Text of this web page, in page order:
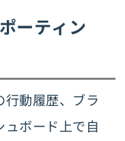
ーティン
動履歴、ブラ
ボード上で自